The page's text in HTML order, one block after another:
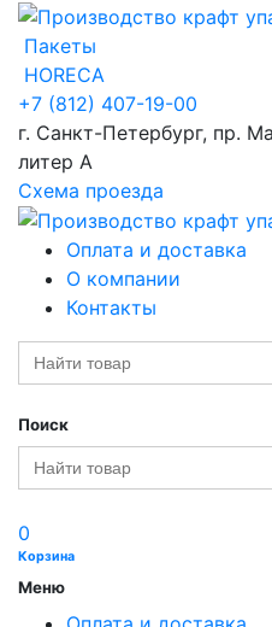
Пакеты
HORECA
+7 (812) 407-19-00
г. Санкт-Петербург, пр.
литер А
Схема проезда
Оплата и доставка
О компании
Контакты
Search
for:
Поиск
Search
for:
0
Корзина
Меню